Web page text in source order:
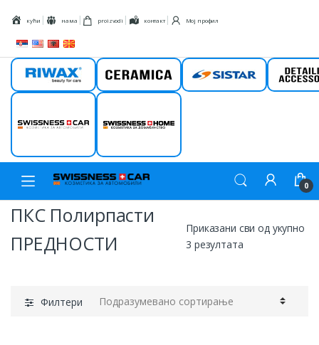
кући нама proizvodi контакт Мој профил
Ривак керамика систар
0
ПКС Полирпасти
ПРЕДНОСТИ
Приказани сви од укупно
3 резултата
Филтери